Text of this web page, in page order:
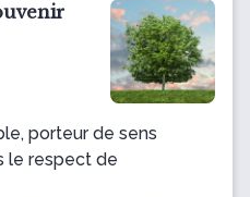
porteur de sens
le respect de